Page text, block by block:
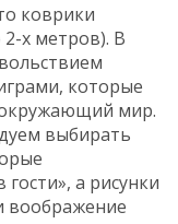
коврики
х метров). В
которые
мир.
выбирать
а рисунки
воображение